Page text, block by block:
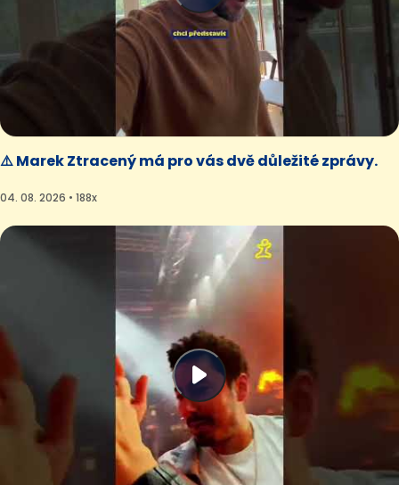
⚠️ Marek Ztracený má pro vás dvě důležité zprávy.
04. 08. 2026 • 188x